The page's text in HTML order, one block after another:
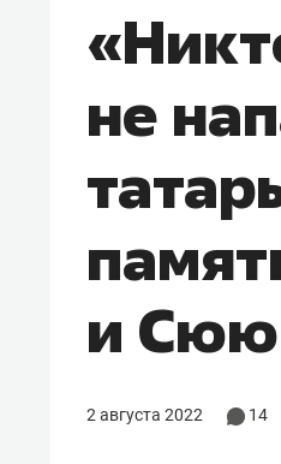
не
и
2 августа 2022 14